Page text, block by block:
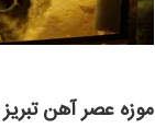
موزه عصر آهن